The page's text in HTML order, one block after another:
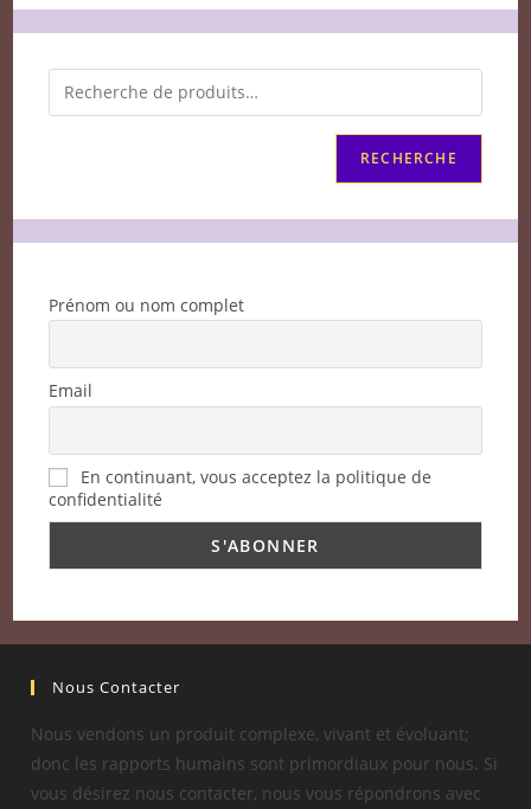
RECHERCHE
Prénom ou nom complet
Email
En continuant, vous acceptez la politique de
confidentialité
Nous Contacter
Nous vendons un produit complexe, vivant et évoluant;
donc les rapports humains sont primordiaux pour nous. Si
vous désirez nous contacter, nous vous répondrons avec